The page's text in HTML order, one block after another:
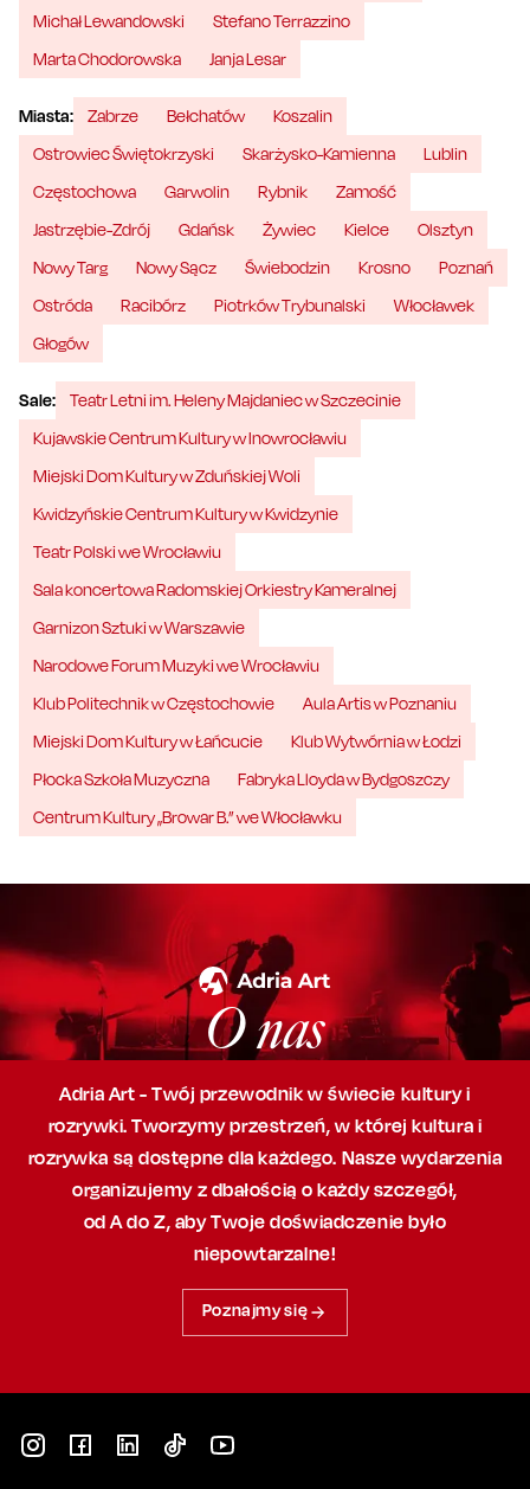
Michał Lewandowski
Stefano Terrazzino
Marta Chodorowska
Janja Lesar
Miasta: Zabrze Bełchatów
Koszalin
Ostrowiec Świętokrzyski
Skarżysko-Kamienna
Lublin
Częstochowa
Garwolin Rybnik
Zamość
Jastrzębie-Zdrój
Gdańsk Żywiec Kielce
Olsztyn
Nowy Targ
Nowy Sącz Świebodzin Krosno
Poznań
Ostróda
Racibórz Piotrków Trybunalski
Włocławek
Głogów
Sale:
Teatr Letni im. Heleny Majdaniec w Szczecinie
Kujawskie Centrum Kultury w Inowrocławiu
Miejski Dom Kultury w Zduńskiej Woli
Kwidzyńskie Centrum Kultury w Kwidzynie
Teatr Polski we Wrocławiu
Sala koncertowa Radomskiej Orkiestry Kameralnej
Garnizon Sztuki w Warszawie
Narodowe Forum Muzyki we Wrocławiu
Klub Politechnik w Częstochowie
Aula Artis w Poznaniu
Miejski Dom Kultury w Łańcucie
Klub Wytwórnia w Łodzi
Płocka Szkoła Muzyczna
Fabryka Lloyda w Bydgoszczy
Centrum Kultury „Browar B.” we Włocławku
O nas
Adria Art - Twój przewodnik w świecie kultury i
rozrywki. Tworzymy przestrzeń,w której kultura i
rozrywka są dostępne dla każdego. Nasze wydarzenia
organizujemy z dbałością o każdy szczegół,
od A do Z, abyTwoje doświadczenie było
niepowtarzalne!
Poznajmy się